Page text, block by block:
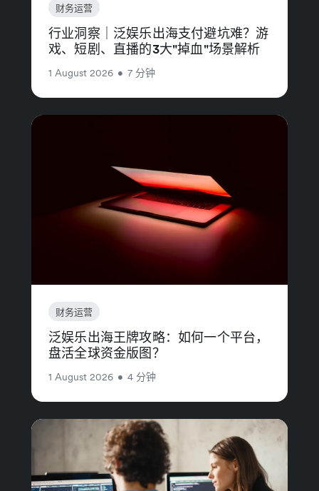
财务运营
行业洞察｜泛娱乐出海支付避坑难？游
戏、短剧、直播的3大"掉血"场景解析
1 August 2026 • 7 分钟
财务运营
泛娱乐出海王牌攻略：如何一个平台，
盘活全球资金版图？
1 August 2026 • 4 分钟